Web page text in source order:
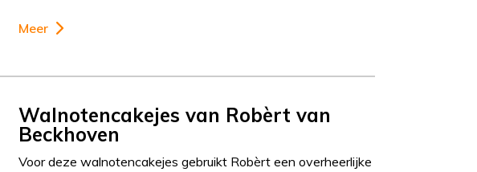
Meer
Walnotencakejes van Robèrt van
Beckhoven
Voor deze walnotencakejes gebruikt Robèrt een overheerlijke